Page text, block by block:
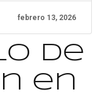
febrero 13, 2026
de
en